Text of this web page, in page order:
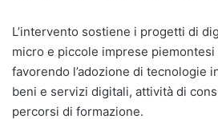
L’intervento sostiene i progetti di
micro e piccole imprese
favorendo l’adozione di tecnologie
beni e servizi digitali, attività di
percorsi di formazione.